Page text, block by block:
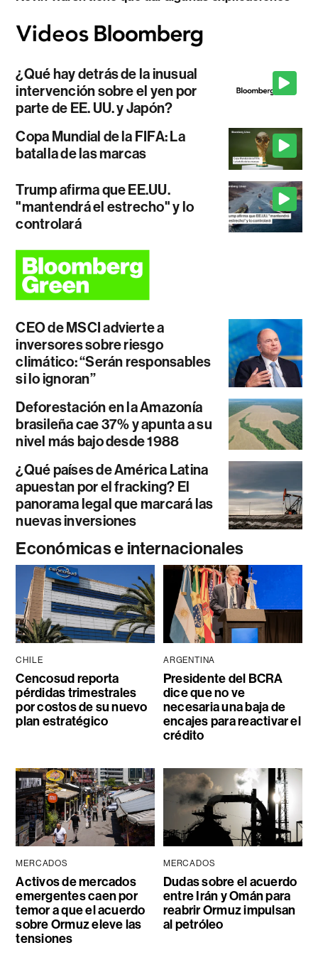
¿Qué hay detrás de la inusual
intervención sobre el yen por
parte de EE. UU. y Japón?
Copa Mundial de la FIFA: La
batalla de las marcas
Trump afirma que EE.UU.
"mantendrá el estrecho" y lo
controlará
CEO de MSCI advierte a
inversores sobre riesgo
climático: “Serán responsables
si lo ignoran”
Deforestación en la Amazonía
brasileña cae 37% y apunta a su
nivel más bajo desde 1988
¿Qué países de América Latina
apuestan por el fracking? El
panorama legal que marcará las
nuevas inversiones
Económicas e internacionales
CHILE
Cencosud reporta
pérdidas trimestrales
por costos de su nuevo
plan estratégico
ARGENTINA
Presidente del BCRA
dice que no ve
necesaria una baja de
encajes para reactivar el
crédito
MERCADOS
Activos de mercados
emergentes caen por
temor a que el acuerdo
sobre Ormuz eleve las
tensiones
MERCADOS
Dudas sobre el acuerdo
entre Irán y Omán para
reabrir Ormuz impulsan
al petróleo